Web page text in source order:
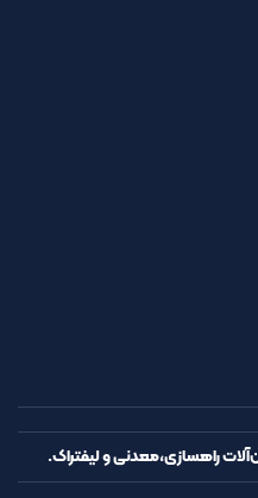
راهسازی،معدنی و لیفتراک.